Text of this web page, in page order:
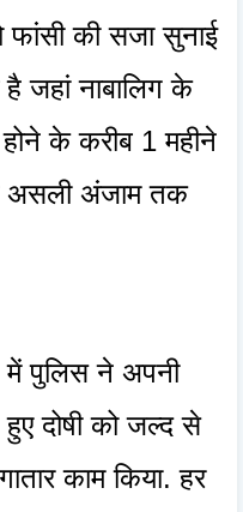
फांसी की सजा सुनाई
जहां नाबालिग के
के करीब 1 महीने
असली अंजाम तक
पुलिस ने अपनी
दोषी को जल्द से
काम किया. हर